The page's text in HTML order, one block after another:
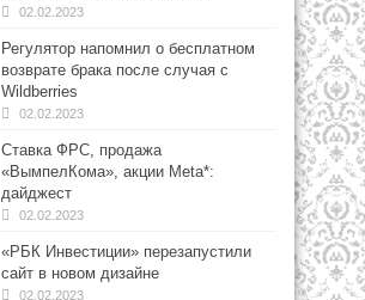
02.02.2023
Регулятор напомнил о бесплатном
возврате брака после случая с
Wildberries
02.02.2023
Ставка ФРС, продажа
«ВымпелКома», акции Meta*:
дайджест
02.02.2023
«РБК Инвестиции» перезапустили
сайт в новом дизайне
02.02.2023